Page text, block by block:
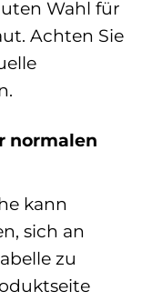
Wahl für
Achten Sie
normalen
kann
sich an
zu